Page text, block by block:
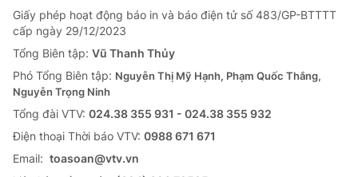
Giấy phép hoạt động báo in và báo điện tử số 483/GP-BTTTT
cấp ngày 29/12/2023
Tổng Biên tập: Vũ Thanh Thủy
Phó Tổng Biên tập: Nguyễn Thị Mỹ Hạnh, Phạm Quốc Thắng,
Nguyễn Trọng Ninh
Tổng đài VTV: 024.38 355 931 - 024.38 355 932
Ðiện thoại Thời báo VTV: 0988 671 671
Email: toasoan@vtv.vn